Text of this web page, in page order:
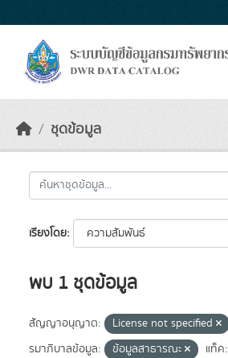
ชุดข้อมูล
เรียงโดย
พบ 1 ชุดข้อมูล
สัญญาอนุญาต: License not specified
รมาภิบาลข้อมูล:
ข้อมูลสาธารณะ แท็ค: